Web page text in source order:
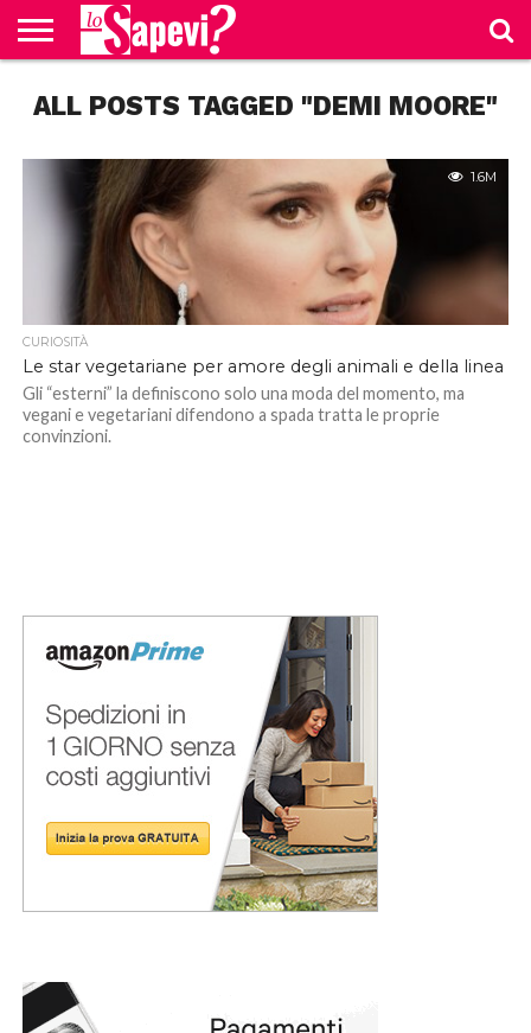
BENESSERE
GOSSIP
PRODOTTI
AMAZON
NEWS
CASA E
CUCINA
ALL POSTS TAGGED "DEMI MOORE"
1.6M
CURIOSITÀ
Le star vegetariane per amore degli animali e della linea
Gli “esterni” la definiscono solo una moda del momento, ma
vegani e vegetariani difendono a spada tratta le proprie
convinzioni.